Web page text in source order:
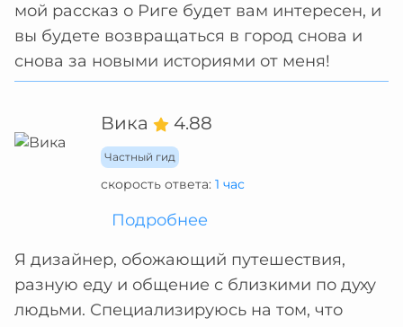
мой рассказ о Риге будет вам интересен, и
вы будете возвращаться в город снова и
снова за новыми историями от меня!
Вика 4.88
Частный гид
скорость ответа: 1 час
Подробнее
Я дизайнер, обожающий путешествия,
разную еду и общение с близкими по духу
людьми. Специализируюсь на том, что